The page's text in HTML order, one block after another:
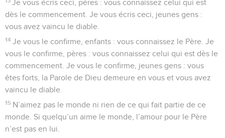
Je vous écris ceci, pères : vous connaissez celui qui est
dès le commencement. Je vous écris ceci, jeunes gens :
vous avez vaincu le diable.
14 Je vous le confirme, enfants : vous connaissez le Père. Je
vous le confirme, pères : vous connaissez celui qui est dès le
commencement. Je vous le confirme, jeunes gens : vous
êtes forts, la Parole de Dieu demeure en vous et vous avez
vaincu le diable.
15 N’aimez pas le monde ni rien de ce qui fait partie de ce
monde. Si quelqu’un aime le monde, l’amour pour le Père
n’est pas en lui.